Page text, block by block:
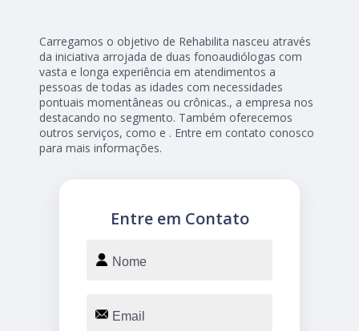
Carregamos o objetivo de Rehabilita nasceu através
da iniciativa arrojada de duas fonoaudiólogas com
vasta e longa experiência em atendimentos a
pessoas de todas as idades com necessidades
pontuais momentâneas ou crônicas., a empresa nos
destacando no segmento. Também oferecemos
outros serviços, como e . Entre em contato conosco
para mais informações.
Entre em Contato